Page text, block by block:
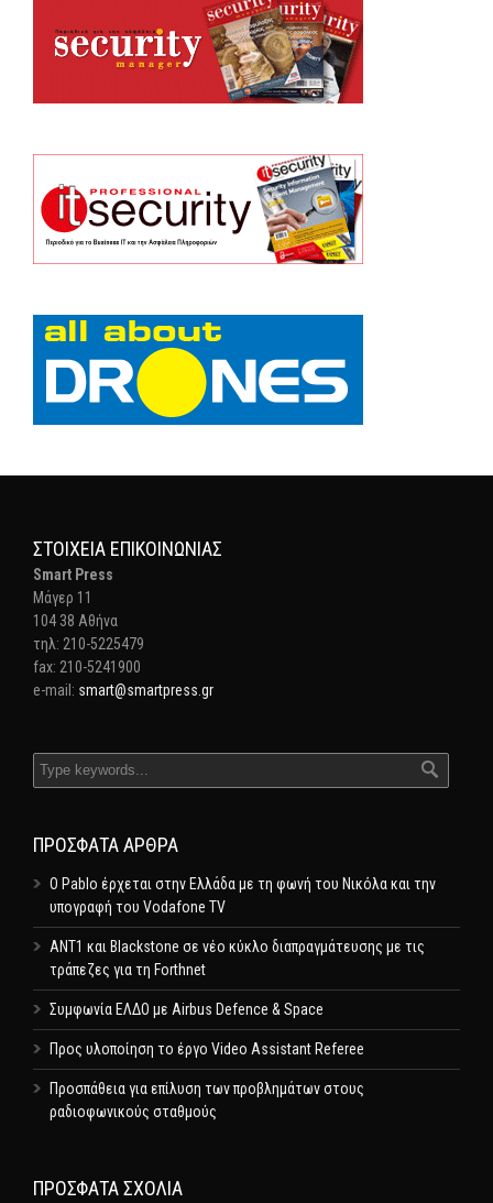
ΣΤΟΙΧΕΊΑ ΕΠΙΚΟΙΝΩΝΊΑΣ
Smart Press
Mάγερ 11
104 38 Αθήνα
τηλ: 210-5225479
fax: 210-5241900
e-mail: smart@smartpress.gr
ΠΡΌΣΦΑΤΑ ΆΡΘΡΑ
Ο Pablo έρχεται στην Ελλάδα με τη φωνή του Νικόλα και την
υπογραφή του Vodafone TV
ΑΝΤ1 και Blackstone σε νέο κύκλο διαπραγμάτευσης με τις
τράπεζες για τη Forthnet
Συμφωνία ΕΛΔΟ με Airbus Defence & Space
Προς υλοποίηση το έργο Video Assistant Referee
Προσπάθεια για επίλυση των προβλημάτων στους
ραδιοφωνικούς σταθμούς
ΠΡΌΣΦΑΤΑ ΣΧΌΛΙΑ